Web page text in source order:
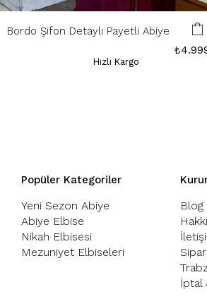
Bordo Şifon Detaylı Payetli Abiye
Hızlı Kargo
Popüler Kategoriler
Yeni Sezon Abiye
Abiye Elbise
Nikah Elbisesi
Mezuniyet Elbiseleri
Blog
İptal